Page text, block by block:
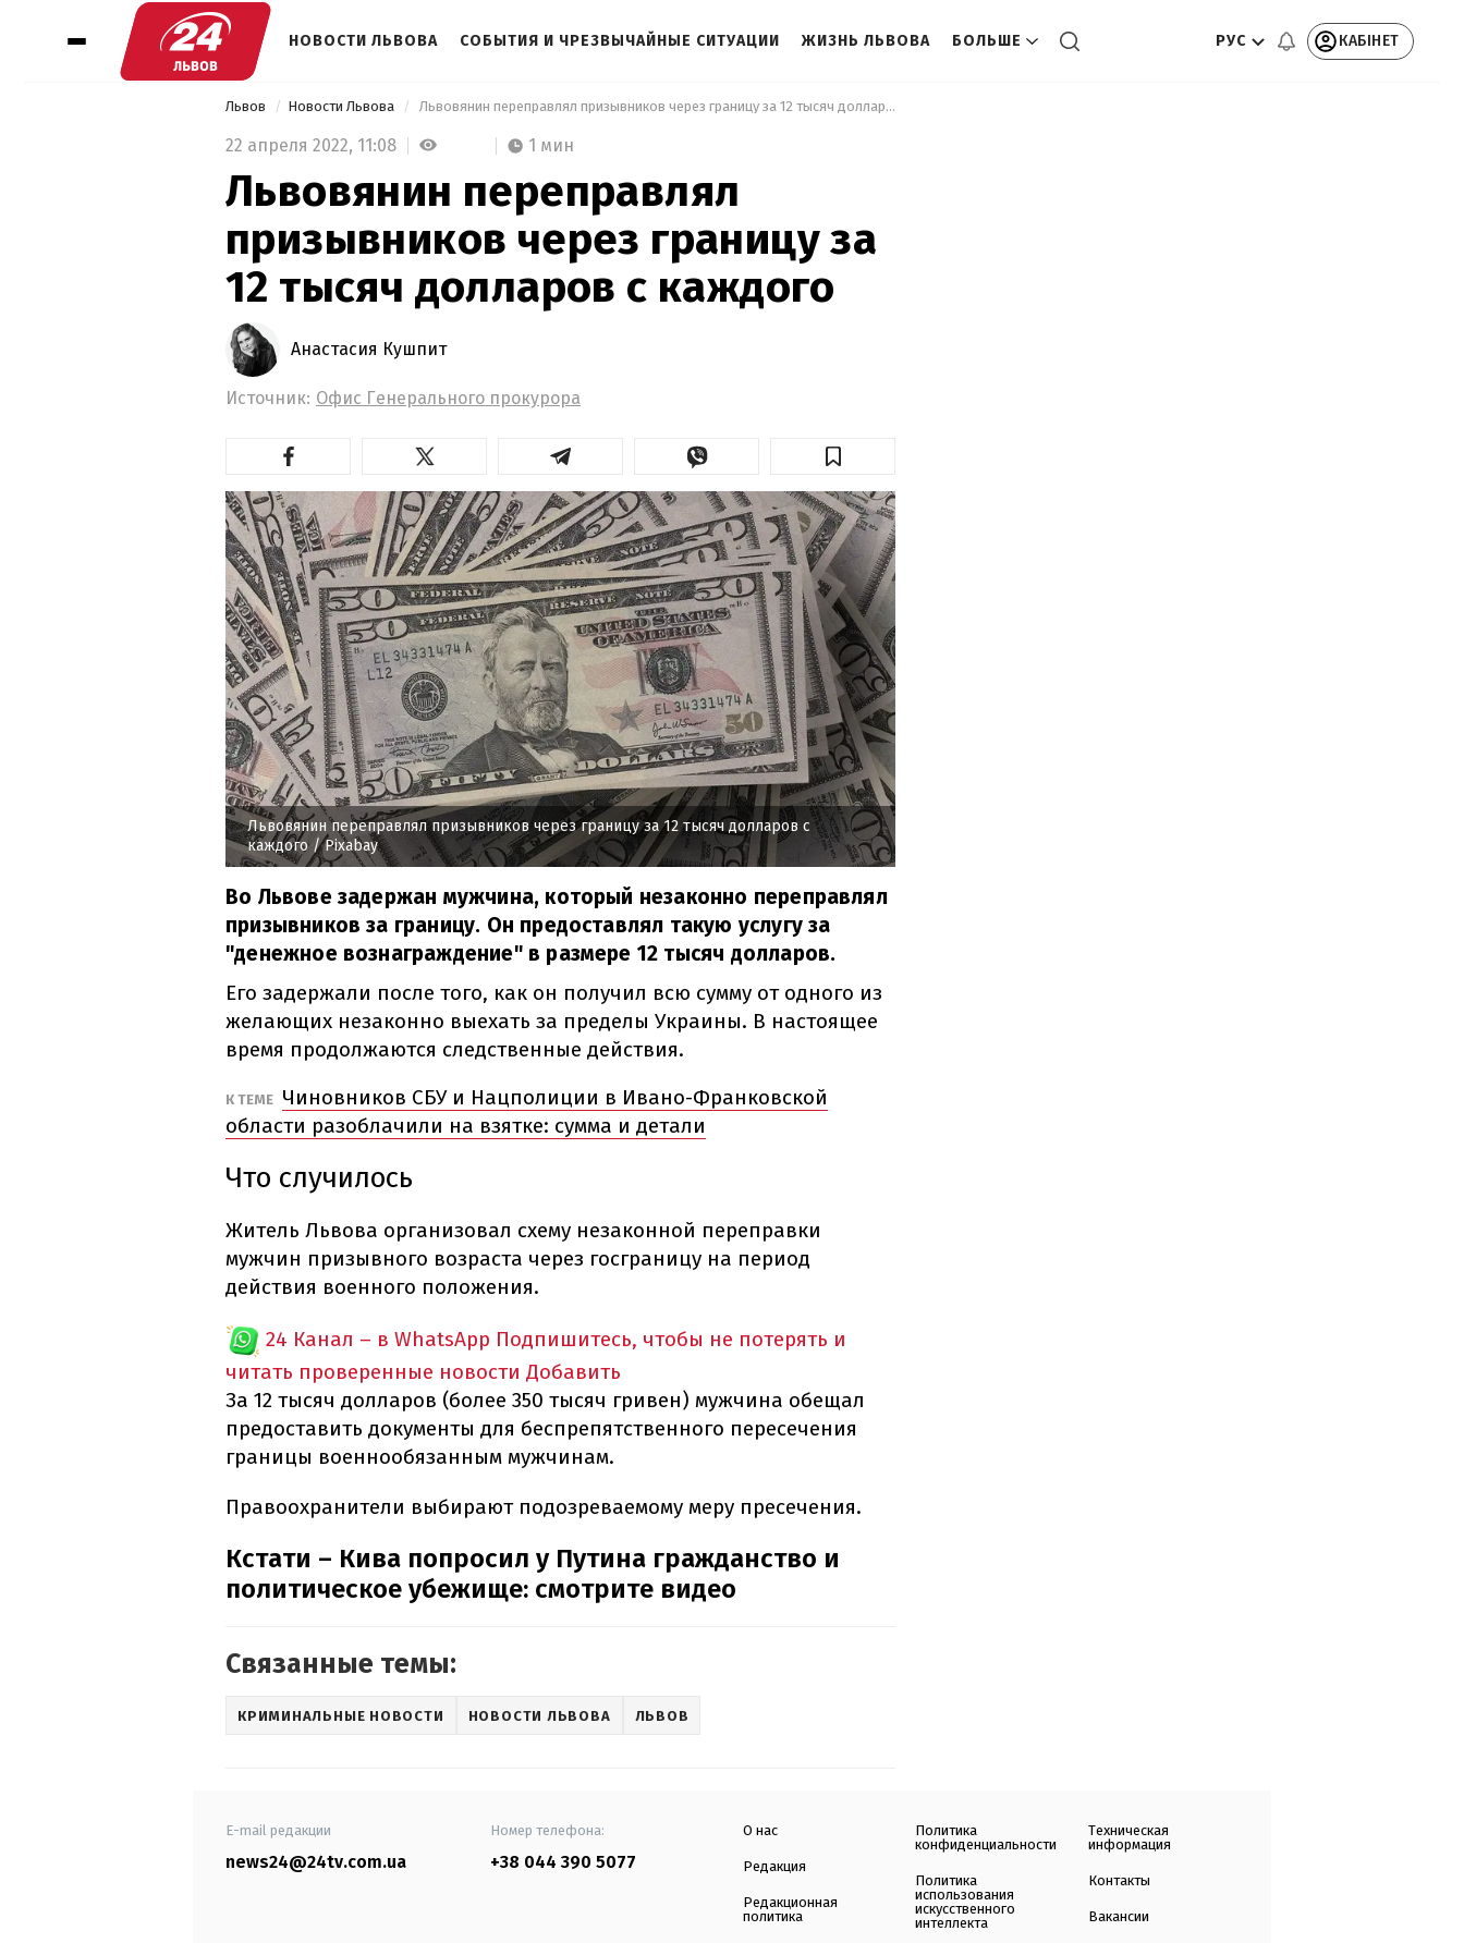
НОВОСТИ ЛЬВОВА СОБЫТИЯ И ЧРЕЗВЫЧАЙНЫЕ СИТУАЦИИ ЖИЗНЬ ЛЬВОВА БОЛЬШЕ РУС КАБІНЕТ
Львов Новости Львова Львовянин переправлял призывников через границу за 12 тысяч долларов с каждого
22 апреля 2022, 11:08 1 мин
Львовянин переправлял
призывников через границу за
12 тысяч долларов с каждого
Анастасия Кушпит
Источник: Офис Генерального прокурора
Львовянин переправлял призывников через границу за 12 тысяч долларов с
каждого/ Pixabay
Во Львове задержан мужчина, который незаконно переправлял
призывников за границу. Он предоставлял такую услугу за
"денежное вознаграждение" в размере 12 тысяч долларов.
Его задержали после того, как он получил всю сумму от одного из
желающих незаконно выехать за пределы Украины. В настоящее
время продолжаются следственные действия.
К ТЕМЕ Чиновников СБУ и Нацполиции в Ивано-Франковской
области разоблачили на взятке: сумма и детали
Что случилось
Житель Львова организовал схему незаконной переправки
мужчин призывного возраста через госграницу на период
действия военного положения.
24 Канал – в WhatsApp Подпишитесь, чтобы не потерять и
читать проверенные новости Добавить
За 12 тысяч долларов (более 350 тысяч гривен) мужчина обещал
предоставить документы для беспрепятственного пересечения
границы военнообязанным мужчинам.
Правоохранители выбирают подозреваемому меру пресечения.
Кстати – Кива попросил у Путина гражданство и
политическое убежище: смотрите видео
Связанные темы:
КРИМИНАЛЬНЫЕ НОВОСТИ НОВОСТИ ЛЬВОВА ЛЬВОВ
E-mail редакции
news24@24tv.com.ua
Номер телефона:
+38 044 390 5077
О нас
Редакция
Редакционная
политика
Политика
конфиденциальности
Политика
использования
искусственного
интеллекта
Техническая
информация
Контакты
Вакансии